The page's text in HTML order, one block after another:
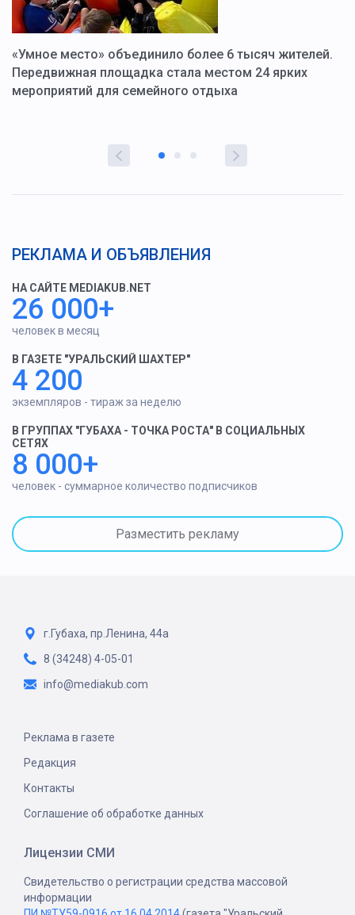
«Умное место» объединило более 6 тысяч жителей.
Передвижная площадка стала местом 24 ярких
мероприятий для семейного отдыха
РЕКЛАМА И ОБЪЯВЛЕНИЯ
НА САЙТЕ MEDIAKUB.NET
26 000+
человек в месяц
В ГАЗЕТЕ "УРАЛЬСКИЙ ШАХТЕР"
4 200
экземпляров - тираж за неделю
В ГРУППАХ "ГУБАХА - ТОЧКА РОСТА" В СОЦИАЛЬНЫХ
СЕТЯХ
8 000+
человек - суммарное количество подписчиков
Разместить рекламу
г.Губаха, пр.Ленина, 44а
8 (34248) 4-05-01
info@mediakub.com
Реклама в газете
Редакция
Контакты
Соглашение об обработке данных
Лицензии СМИ
Свидетельство о регистрации средства массовой
информации